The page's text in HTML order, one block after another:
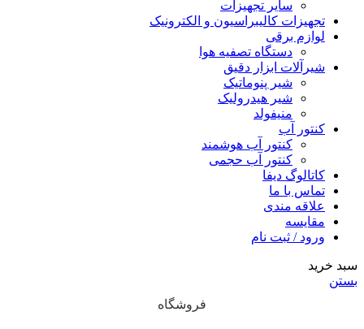
سایر تجهیزات
تجهیزات کالیبراسیون و الکترونیک
لوازم برقی
دستگاه تصفیه هوا
شیرآلات ابزار دقیق
شیر پنوماتیک
شیر هیدرولیک
منیفولد
کنتور آب
کنتور آب هوشمند
کنتور آب حجمی
کاتالوگ دیفا
تماس با ما
علاقه مندی
مقایسه
ورود / ثبت نام
سبد خرید
بستن
فروشگاه